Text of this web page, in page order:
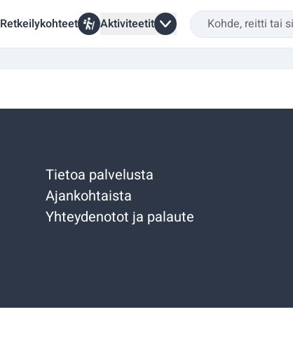
Retkeilykohteet Aktiviteetit
Tietoa palvelusta
Ajankohtaista
Yhteydenotot ja palaute